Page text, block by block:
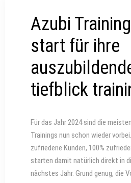
Azubi
start für ihre
tiefblick
Für das Jahr 2024 sind die
Trainings nun schon wieder
zufriedene Kunden, 100%
starten damit natürlich direkt in
nächstes Jahr. Grund genug, die